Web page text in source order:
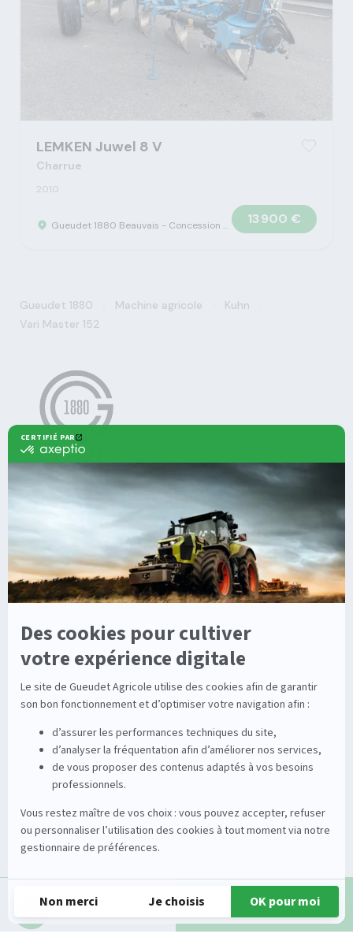
LEMKEN Juwel 8 V
Charrue
2010
Gueudet 1880 Beauvais - Concession Claas 13 900 €
Gueudet 1880 Machine agricole Kuhn
Vari Master 152
Agricole
Solutions multimarques
Irrigation
Enrouleurs
Stations
Entretien de la vigne
Entretien du sol
Nos offres
Nos Services
Entretien
Dépannage
Pièces détachées
Démonstration
Occasions Groupe
Demande d'infos Appeler